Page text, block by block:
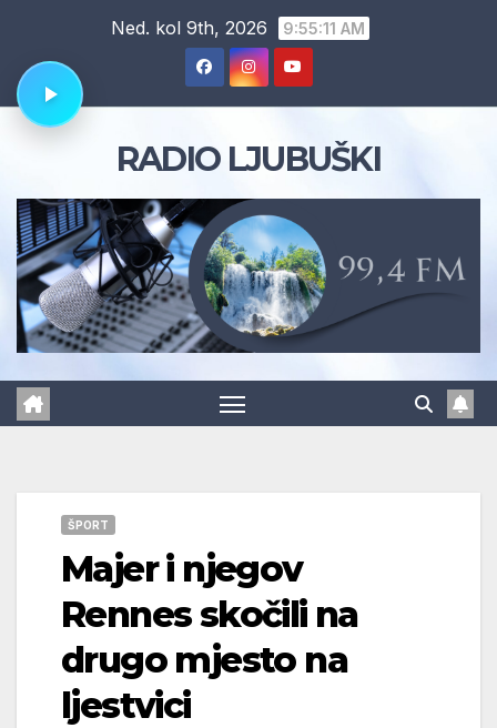
content
Ned. kol 9th, 2026 9:55:11 AM
RADIO LJUBUŠKI
ŠPORT
Majer i njegov
Rennes skočili na
drugo mjesto na
ljestvici